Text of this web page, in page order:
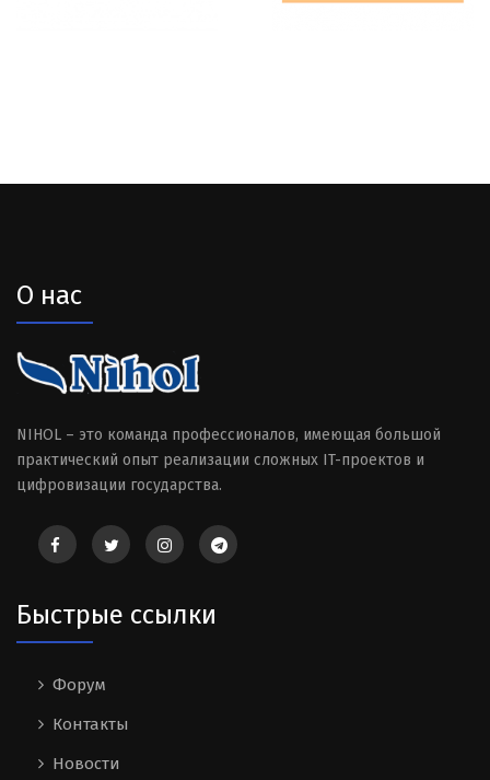
О нас
NIHOL – это команда профессионалов, имеющая большой
практический опыт реализации сложных IT-проектов и
цифровизации государства.
Быстрые ссылки
Форум
Контакты
Новости